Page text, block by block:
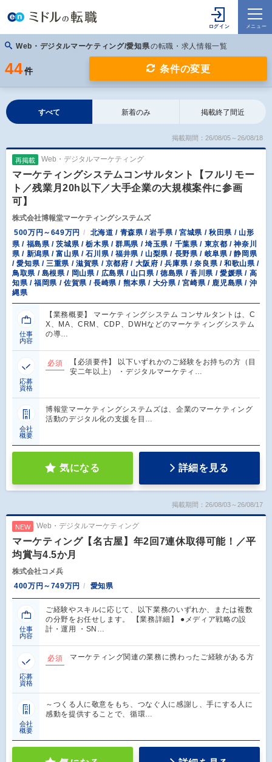
Web・デジタルマーケティング/愛知県の転職・求人情報一覧
44件 条件の変更
すべて 新着のみ 掲載終了間近
掲載期間：26/08/05～26/08/18
再掲載 Web・デジタルマーケティング
マーケティングシステムコンサルタント【フルリモー
ト／残業月20h以下／大手企業の大規模案件に参画
可】
株式会社博報堂マーケティングシステムズ
500万円～649万円
北海道 / 青森県 / 岩手県 / 宮城県 / 秋田県 / 山形
県 / 福島県 / 茨城県 / 栃木県 / 群馬県 / 埼玉県 / 千葉県 / 東京都 / 神奈川
県 / 新潟県 / 富山県 / 石川県 / 福井県 / 山梨県 / 長野県 / 岐阜県 / 静岡県
/ 愛知県 / 三重県 / 滋賀県 / 京都府 / 大阪府 / 兵庫県 / 奈良県 / 和歌山県 /
鳥取県 / 島根県 / 岡山県 / 広島県 / 山口県 / 徳島県 / 香川県 / 愛媛県 / 高
知県 / 福岡県 / 佐賀県 / 長崎県 / 熊本県 / 大分県 / 宮崎県 / 鹿児島県 / 沖
縄県
仕事
内容
【業務概要】 マーケティングシステム コンサルタントは、C
X、MA、CRM、CDP、DWHなどのマーケティングシステム
の導…
応募
資格
必須
【必須要件】 以下いずれかのご経験をお持ちの方（目
安二年以上） ・デジタルマーケティ…
会社
概要
博報堂マーケティングシステムズは、企業のマーケティング
活動のデジタル化の支援を目…
気になる 詳細を見る
掲載期間：26/08/03～26/08/17
NEW Web・デジタルマーケティング
マーケティング【名古屋】年2回7連休取得可能！／平
均賞与4.5か月
株式会社コメ兵
400万円～749万円
愛知県
仕事
内容
ご経験やスキルに応じて、以下業務のいずれか、または複数
の分野をお任せします。 【業務詳細】 ●メディア戦略の設
計・運用 ・SN…
応募
資格
必須 マーケティング関連の業務に携わったご経験がある方
会社
概要
～つくる人に敬意をもち、つなぐ人に感謝し、手にする人に
感動を提供することで、循環…